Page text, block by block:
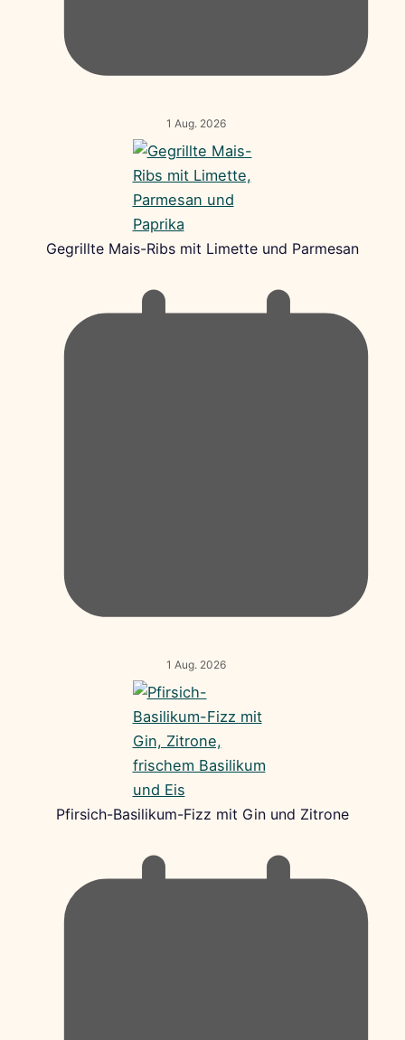
1 Aug. 2026
Gegrillte Mais-Ribs mit Limette und Parmesan
1 Aug. 2026
Pfirsich-Basilikum-Fizz mit Gin und Zitrone